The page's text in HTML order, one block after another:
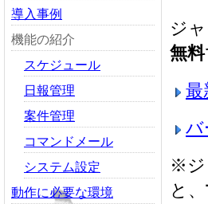
導入事例
機能の紹介
スケジュール
日報管理
案件管理
コマンドメール
システム設定
動作に必要な環境
ジ
無料
最
バ
※ジ
と、